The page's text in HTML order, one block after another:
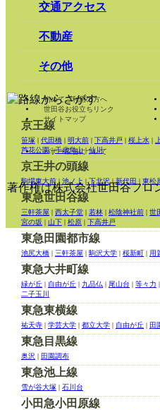
交通アクセス
不動産
その他
京王線
笹塚 | 代田橋 | 明大前 | 下高井戸 | 桜上水 |
芦花公園|千歳烏山|仙川
京王井の頭線
駒場東大前 | 池ノ上 |下北沢|新代田 | 東松
東急世田谷線
三軒茶屋 | 西太子堂 | 若林 | 松陰神社前 | 世
宮の坂 | 山下 | 松原 | 下高井戸
東急田園都市線
池尻大橋 | 三軒茶屋 | 駒沢大学 | 桜新町 | 用
東急大井町線
緑が丘 | 自由が丘 | 九品仏 | 尾山台 | 等々力 |
二子玉川
東急東横線
祐天寺 | 学芸大学 | 都立大学 | 自由が丘 | 田
東急目黒線
奥沢 | 田園調布
東急池上線
雪が谷大塚 | 石川台
小田急小田原線
初めてご利用の方へ
世田谷お役立ちリンク
サイトマップ
バナー広告について
著作権は株式会社世田谷フロ